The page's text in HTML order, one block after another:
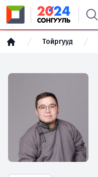
Тойргууд